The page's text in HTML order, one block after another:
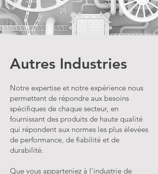
Autres Industries
Notre expertise et notre expérience nous
permettent de répondre aux besoins
spécifiques de chaque secteur, en
fournissant des produits de haute qualité
qui répondent aux normes les plus élevées
de performance, de fiabilité et de
durabilité.
Que vous apparteniez à l'industrie de